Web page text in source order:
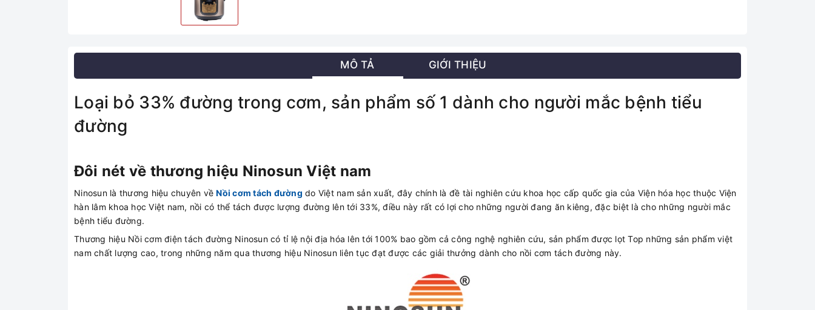
MÔ TẢ GIỚI THIỆU
Loại bỏ 33% đường trong cơm, sản phẩm số 1 dành cho người mắc bệnh tiểu
đường
Đôi nét về thương hiệu Ninosun Việt nam
Ninosun là thương hiệu chuyên vềNồi cơm tách đường do Việt nam sản xuất, đây chính là đề tài nghiên cứu khoa học cấp quốc gia của Viện hóa học thuộc Viện
hàn lâm khoa học Việt nam, nồi có thể tách được lượng đường lên tới 33%, điều này rất có lợi cho những người đang ăn kiêng, đặc biệt là cho những người mắc
bệnh tiểu đường.
Thương hiệu Nồi cơm điện tách đường Ninosun có tỉ lệ nội địa hóa lên tới 100% bao gồm cả công nghệ nghiên cứu, sản phẩm được lọt Top những sản phẩm việt
nam chất lượng cao, trong những năm qua thương hiệu Ninosun liên tục đạt được các giải thưởng dành cho nồi cơm tách đường này.